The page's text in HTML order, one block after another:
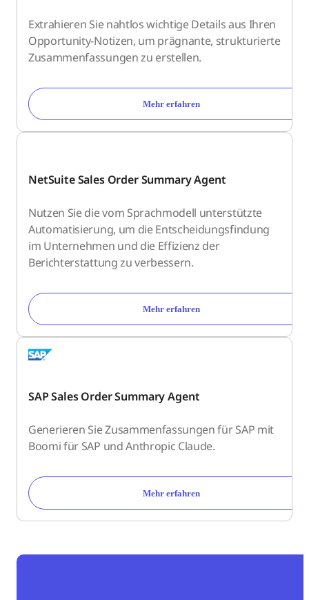
Extrahieren Sie nahtlos wichtige Details aus Ihren
Opportunity-Notizen, um prägnante, strukturierte
Zusammenfassungen zu erstellen.
Mehr erfahren
NetSuite Sales Order Summary Agent
Nutzen Sie die vom Sprachmodell unterstützte
Automatisierung, um die Entscheidungsfindung
im Unternehmen und die Effizienz der
Berichterstattung zu verbessern.
Mehr erfahren
SAP Sales Order Summary Agent
Generieren Sie Zusammenfassungen für SAP mit
Boomi für SAP und Anthropic Claude.
Mehr erfahren